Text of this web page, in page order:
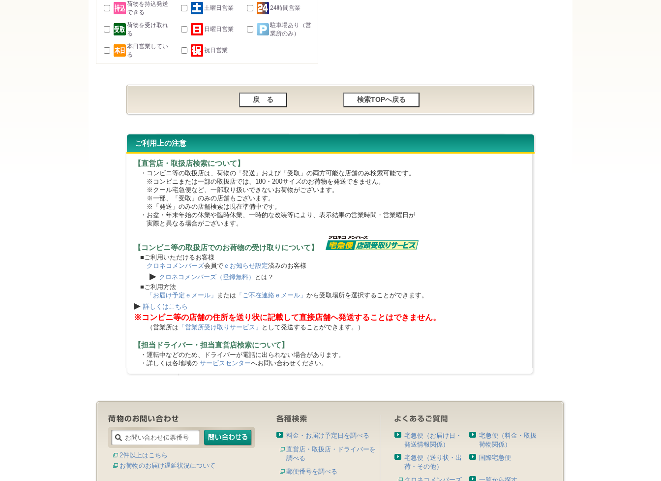
荷物を持込発送
できる
土曜日営業 24時間営業
荷物を受け取れ
る
日曜日営業
駐車場あり（営
業所のみ）
本日営業してい
る
祝日営業
ご利用上の注意
【直営店・取扱店検索について】
・コンビニ等の取扱店は、荷物の「発送」および「受取」の両方可能な店舗のみ検索可能です。
※コンビニまたは一部の取扱店では、180・200サイズのお荷物を発送できません。
※クール宅急便など、一部取り扱いできないお荷物がございます。
※一部、「受取」のみの店舗もございます。
※「発送」のみの店舗検索は現在準備中です。
・お盆・年末年始の休業や臨時休業、一時的な改装等により、表示結果の営業時間・営業曜日が
実際と異なる場合がございます。
【コンビニ等の取扱店でのお荷物の受け取りについて】
■ご利用いただけるお客様
クロネコメンバーズ会員で ｅお知らせ設定済みのお客様
▶ クロネコメンバーズ（登録無料）
とは？
■ご利用方法
「お届け予定ｅメール」 または 「ご不在連絡ｅメール」 から受取場所を選択することができます。
▶ 詳しくはこちら
※コンビニ等の店舗の住所を送り状に記載して直接店舗へ発送することはできません。
（営業所は 「営業所受け取りサービス」 として発送することができます。）
【担当ドライバー・担当直営店検索について】
・運転中などのため、ドライバーが電話に出られない場合があります。
・詳しくは各地域の サービスセンターへお問い合わせください。
2件以上はこちら
お荷物のお届け遅延状況について
料金・お届け予定日を調べる
直営店・取扱店・ドライバーを
調べる
郵便番号を調べる
宅急便（お届け日・
発送情報関係）
宅急便（料金・取扱
荷物関係）
宅急便（送り状・出
荷・その他）
国際宅急便